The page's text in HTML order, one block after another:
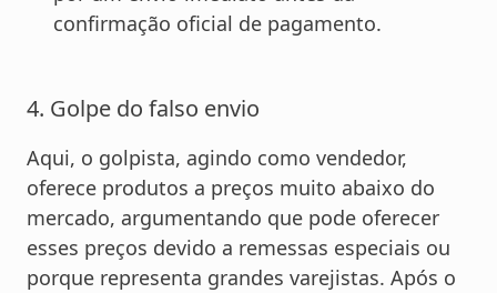
confirmação oficial de pagamento.
4. Golpe do falso envio
Aqui, o golpista, agindo como vendedor,
oferece produtos a preços muito abaixo do
mercado, argumentando que pode oferecer
esses preços devido a remessas especiais ou
porque representa grandes varejistas. Após o